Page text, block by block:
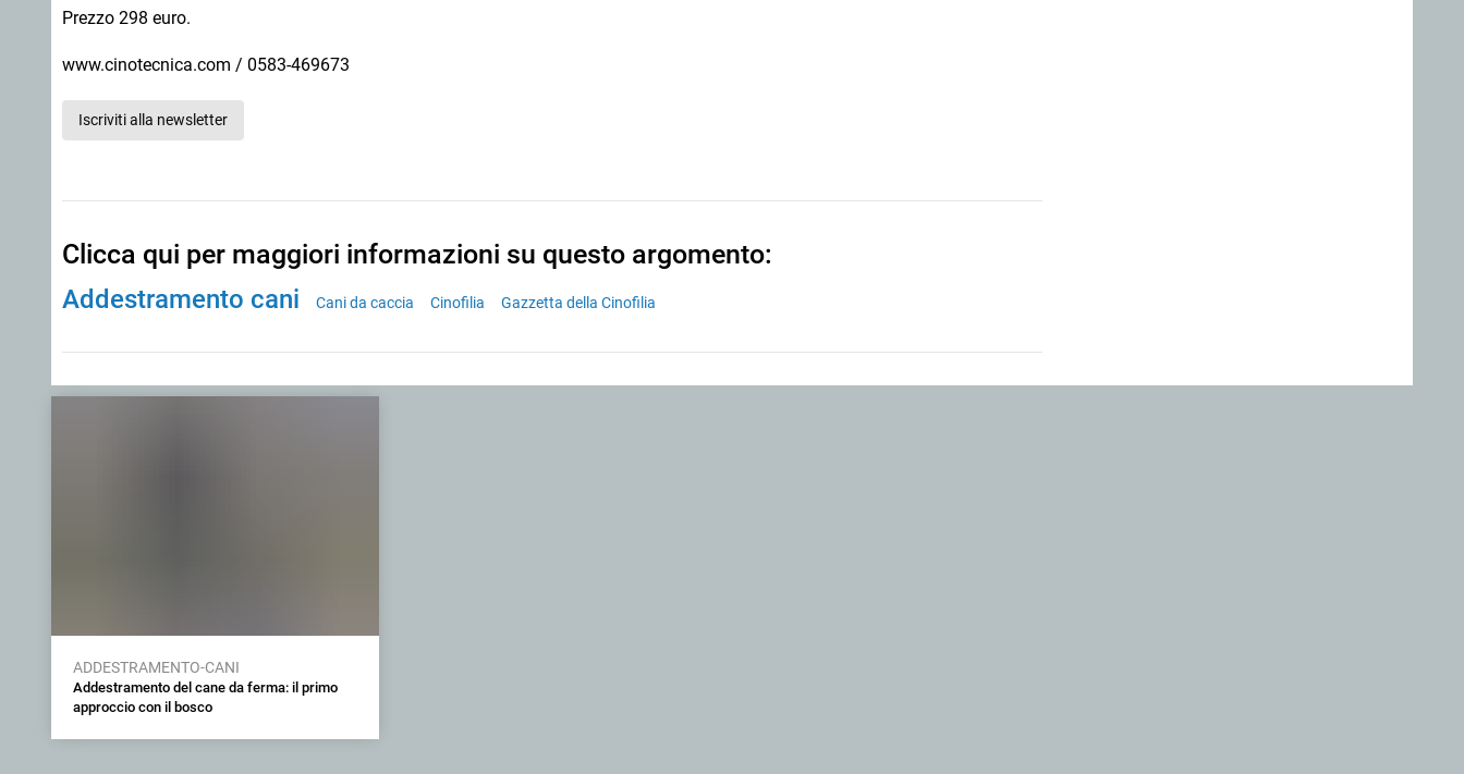
Prezzo 298 euro.
www.cinotecnica.com / 0583-469673
Iscriviti alla newsletter
Clicca qui per maggiori informazioni su questo argomento:
Addestramento cani Cani da caccia Cinofilia Gazzetta della Cinofilia
ADDESTRAMENTO-CANI
Addestramento del cane da ferma: il primo
approccio con il bosco